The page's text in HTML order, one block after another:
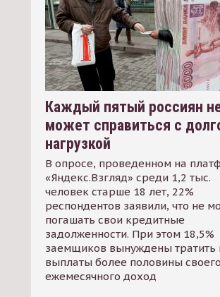
Каждый пятый россиян
может справиться с
нагрузкой
В опросе, проведенном на
«Яндекс.Взгляд» среди 1,2 тыс.
человек старше 18 лет, 22%
респондентов заявили, что не
погашать свои кредитные
задолженности. При этом 18,5%
заемщиков вынуждены тратить
выплаты более половины своего
ежемесячного доход